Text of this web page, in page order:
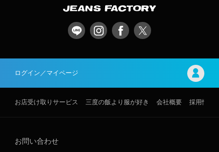
ログイン／マイページ
お店受け取りサービス 三度の飯より服が好き 会社概要 採用情報
お問い合わせ